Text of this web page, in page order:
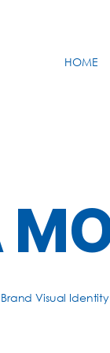
HOME
Brand Visual Identity